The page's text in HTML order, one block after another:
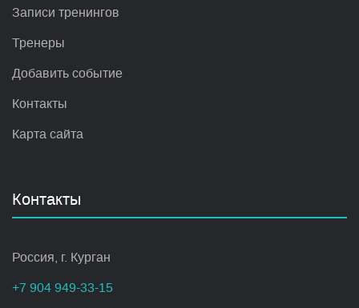
Записи тренингов
Тренеры
Добавить событие
Контакты
Карта сайта
Контакты
Россия, г. Курган
+7 904 949-33-15